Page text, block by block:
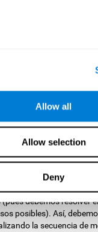
Allow all
Allow selection
Deny
Recordar la
día, por ejemplo, para
son:
En el juego de
es muy importante
los pasos
debemos resolver
posibles). Así,
la secuencia de